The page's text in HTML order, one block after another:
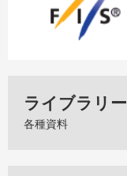
ライブラリー
各種資料